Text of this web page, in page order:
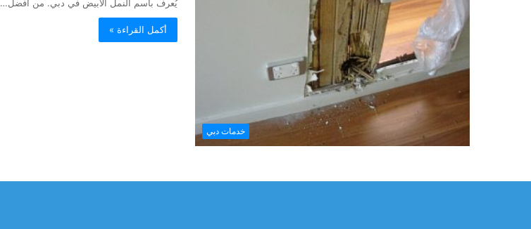
خدمات دبي
يُعرف باسم النمل الأبيض في دبي. من أفضل…
أكمل القراءة »